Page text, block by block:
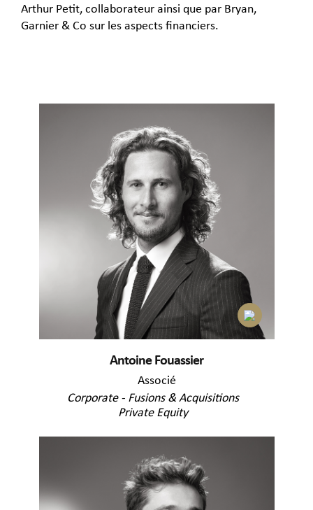
Arthur Petit, collaborateur ainsi que par Bryan,
Garnier & Co sur les aspects financiers.
Antoine Fouassier
Associé
Corporate - Fusions & Acquisitions
Private Equity